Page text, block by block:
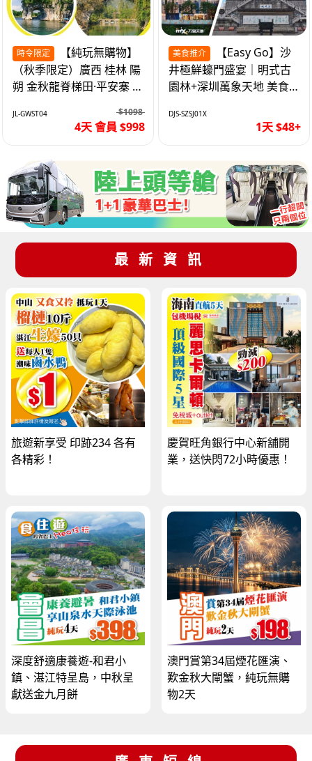
時令限定
（秋季限定）廣西 桂林 陽
朔 金秋龍脊梯田·平安寨 城
4天
JL-GWST04 $1098
4天 會員 $998
美食推介
井極鮮蠔門盛宴｜明式古
園林+深圳萬象天地 美食
DJS-SZSJ01X
1天 $48+
最新資訊
旅遊新享受 印跡234 各有
各精彩！
慶賀旺角銀行中心新舖開
業，送快閃72小時優惠！
深度舒適康養遊-和君小
鎮、湛江特呈島，中秋呈
獻送金九月餅
澳門賞第34屆煙花匯演、
歎金秋大閘蟹，純玩無購
物2天